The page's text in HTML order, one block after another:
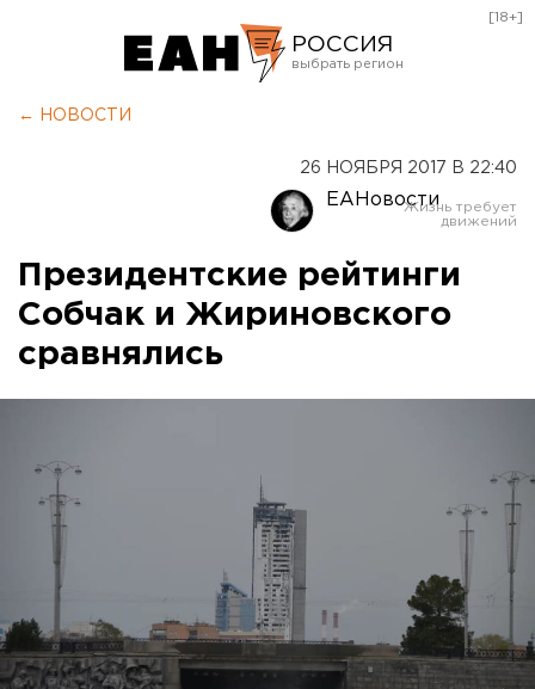
РОССИЯ
Оренбург
[18+]
← НОВОСТИ
26 НОЯБРЯ 2017 В 22:40
ЕАНовости
Президентские рейтинги
Собчак и Жириновского
сравнялись